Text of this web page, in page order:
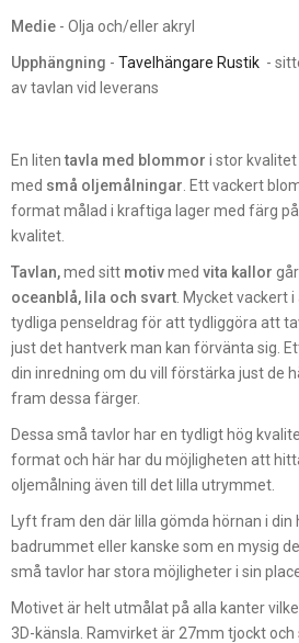
Medie - Olja och/eller akryl
Upphängning - Tavelhängare Rustik -
av tavlan vid leverans
En litentavla med blommor i stor
med små oljemålningar . Ett vackert
format målad i kraftiga lager med färg
kvalitet.
Tavlan,med sitt motivmed vita kallor
oceanblå, lila och svart . Mycket vackert
tydliga penseldrag för att tydliggöra att
just det hantverk man kan förvänta sig.
din inredning om du vill förstärka just de
fram dessa färger.
Dessa små tavlor har en tydligt hög
format och här har du möjligheten att
oljemålning även till det lilla utrymmet.
Lyft fram den där lilla gömda hörnan i
badrummet eller kanske som en mysig
små tavlor har stora möjligheter i sin
Motivet är helt utmålat på alla kanter
3D-känsla. Ramvirket är 27mm tjockt